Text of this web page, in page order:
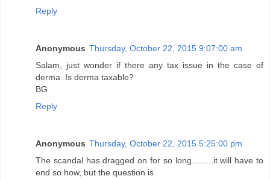
Reply
Anonymous Thursday, October 22, 2015 9:07:00 am
Salam, just wonder if there any tax issue in the case of
derma. Is derma taxable?
BG
Reply
Anonymous Thursday, October 22, 2015 5:25:00 pm
The scandal has dragged on for so long.........it will have to
end so how, but the question is